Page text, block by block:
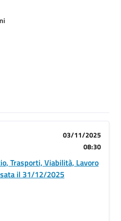
03/11/2025
08:30
Trasporti, Viabilità, Lavoro
il 31/12/2025